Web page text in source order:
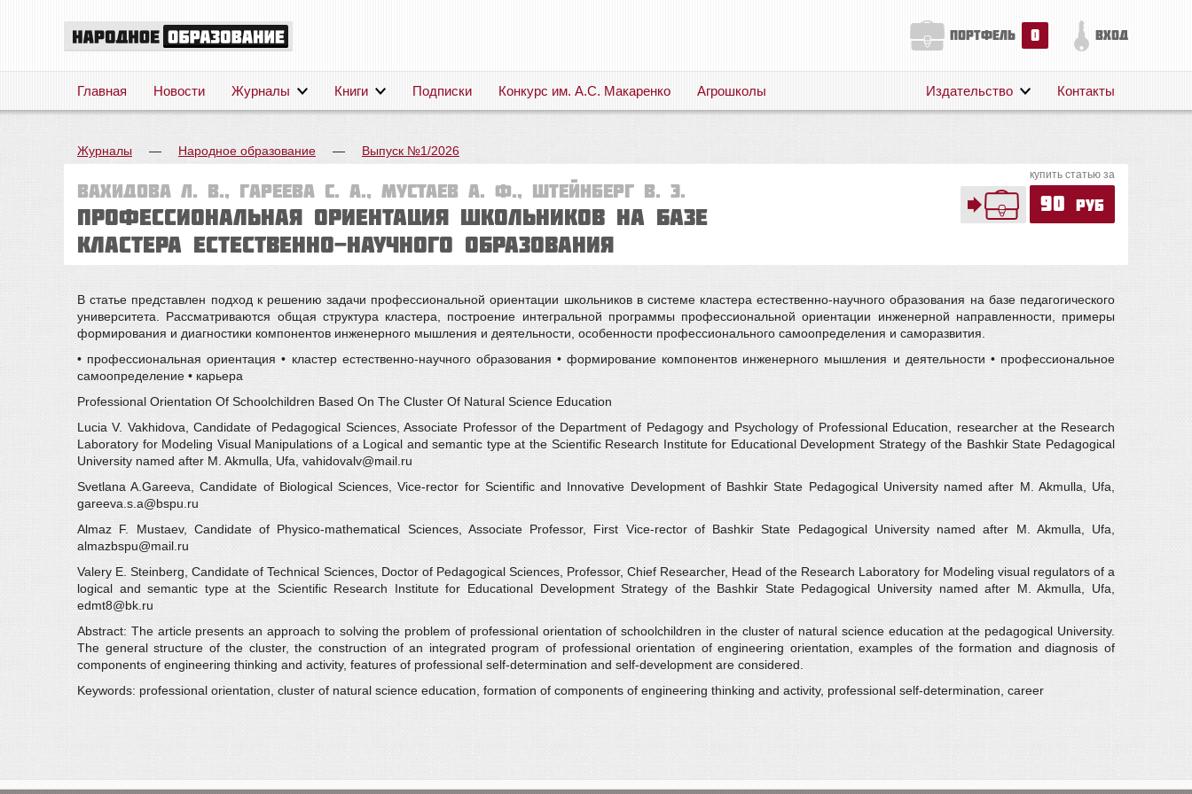
портфель 0 вход
Главная Новости Журналы Книги Подписки Конкурс им. А.С. Макаренко Агрошколы
Публикации
Издательство Контакты
Журналы — Народное образование — Выпуск №1/2026
Вахидова Л. В., Гареева С. А., Мустаев А. Ф., Штейнберг В. Э.
Профессиональная ориентация школьников на базе
кластера естественно-научного образования
купить статью за
90 руб
В статье представлен подход к решению задачи профессиональной ориентации школьников в системе кластера естественно-научного образования на базе педагогического
университета. Рассматриваются общая структура кластера, построение интегральной программы профессиональной ориентации инженерной направленности, примеры
формирования и диагностики компонентов инженерного мышления и деятельности, особенности профессионального самоопределения и саморазвития.
• профессиональная ориентация • кластер естественно-научного образования • формирование компонентов инженерного мышления и деятельности • профессиональное
самоопределение • карьера
Professional Orientation Of Schoolchildren Based On The Cluster Of Natural Science Education
Lucia V. Vakhidova, Candidate of Pedagogical Sciences, Associate Professor of the Department of Pedagogy and Psychology of Professional Education, researcher at the Research
Laboratory for Modeling Visual Manipulations of a Logical and semantic type at the Scientific Research Institute for Educational Development Strategy of the Bashkir State Pedagogical
University named after M. Akmulla, Ufa, vahidovalv@mail.ru
Svetlana A.Gareeva, Candidate of Biological Sciences, Vice-rector for Scientific and Innovative Development of Bashkir State Pedagogical University named after M. Akmulla, Ufa,
gareeva.s.a@bspu.ru
Almaz F. Mustaev, Candidate of Physico-mathematical Sciences, Associate Professor, First Vice-rector of Bashkir State Pedagogical University named after M. Akmulla, Ufa,
almazbspu@mail.ru
Valery E. Steinberg, Candidate of Technical Sciences, Doctor of Pedagogical Sciences, Professor, Chief Researcher, Head of the Research Laboratory for Modeling visual regulators of a
logical and semantic type at the Scientific Research Institute for Educational Development Strategy of the Bashkir State Pedagogical University named after M. Akmulla, Ufa,
edmt8@bk.ru
Abstract: The article presents an approach to solving the problem of professional orientation of schoolchildren in the cluster of natural science education at the pedagogical University.
The general structure of the cluster, the construction of an integrated program of professional orientation of engineering orientation, examples of the formation and diagnosis of
components of engineering thinking and activity, features of professional self-determination and self-development are considered.
Keywords: professional orientation, cluster of natural science education, formation of components of engineering thinking and activity, professional self-determination, career